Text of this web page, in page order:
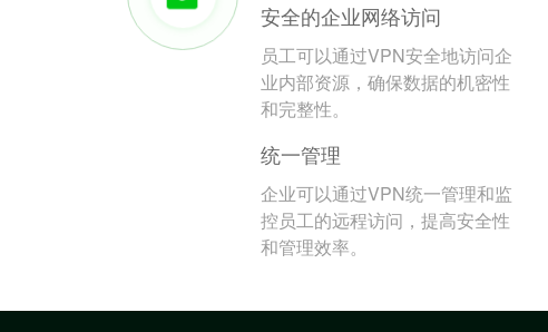
安全的企业网络访问
员工可以通过VPN安全地访问企
业内部资源，确保数据的机密性
和完整性。
统一管理
企业可以通过VPN统一管理和监
控员工的远程访问，提高安全性
和管理效率。